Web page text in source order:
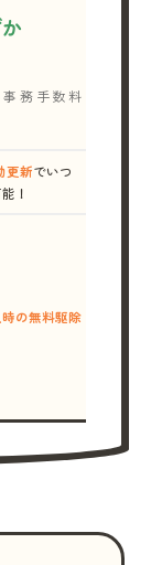
事務手数料
更新でいつ
！
の無料駆除